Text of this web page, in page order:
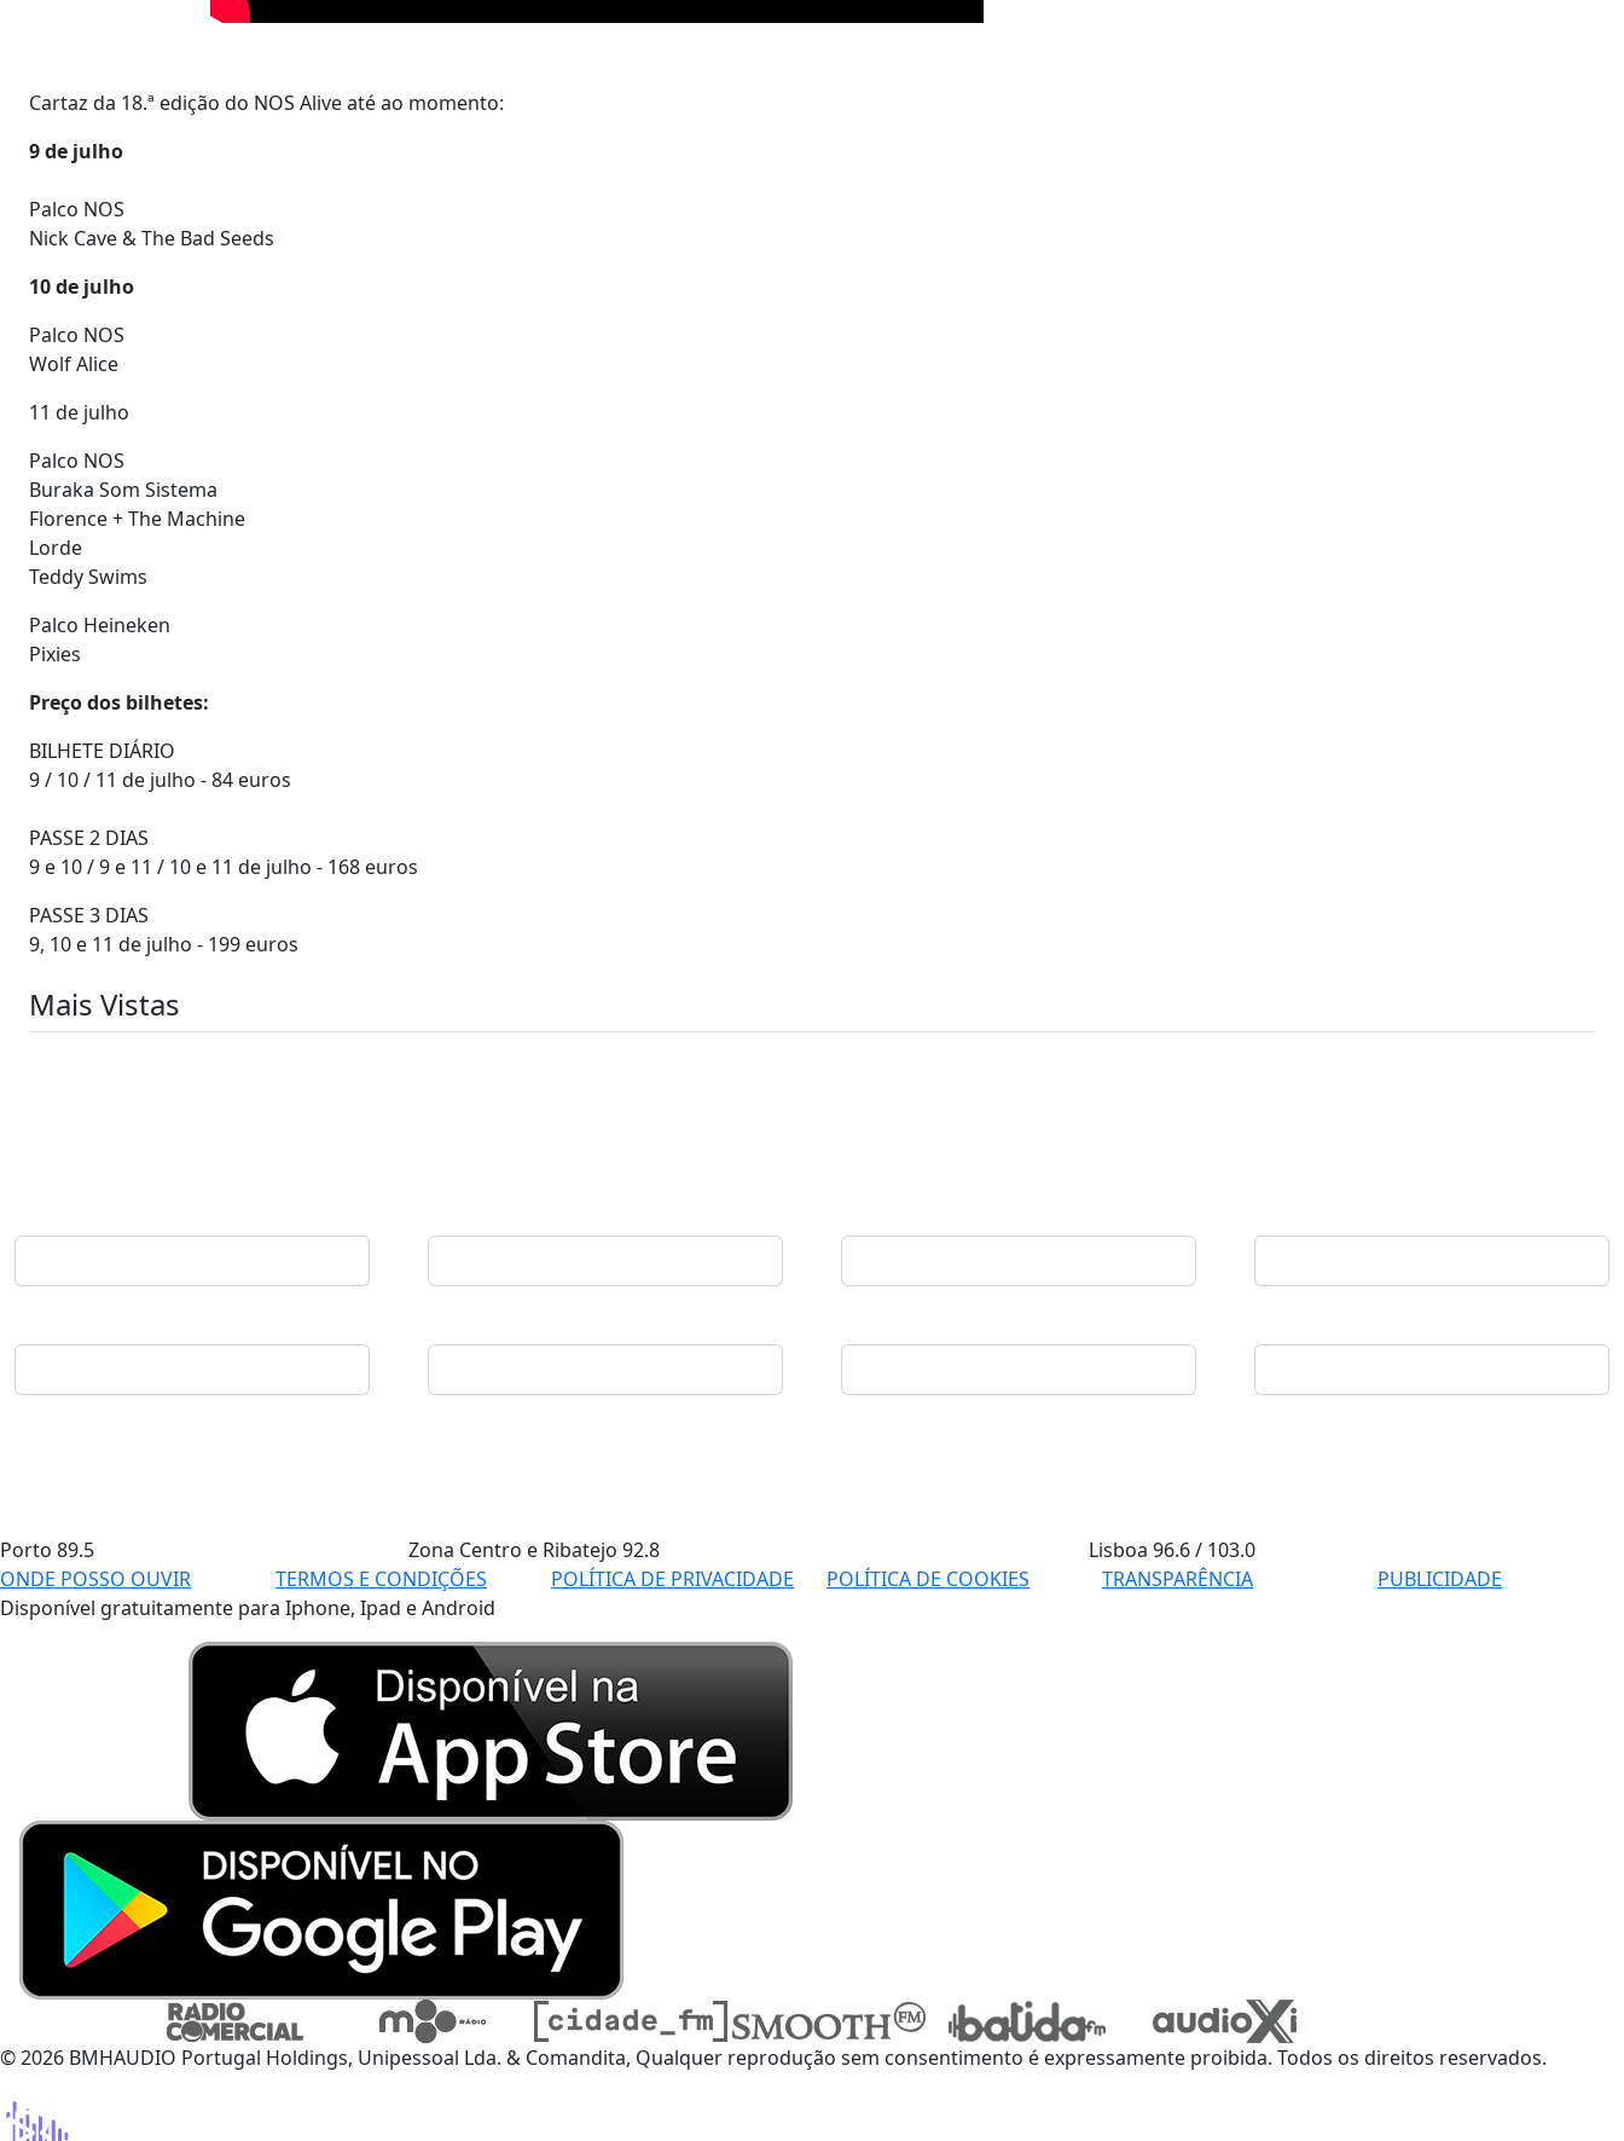
Cartaz da 18.ª edição do NOS Alive até ao momento:
9 de julho
Palco NOS
Nick Cave & The Bad Seeds
10 de julho
Palco NOS
Wolf Alice
11 de julho
Palco NOS
Buraka Som Sistema
Florence + The Machine
Lorde
Teddy Swims
Palco Heineken
Pixies
Preço dos bilhetes:
BILHETE DIÁRIO
9 / 10 / 11 de julho - 84 euros
PASSE 2 DIAS
9 e 10 / 9 e 11 / 10 e 11 de julho - 168 euros
PASSE 3 DIAS
9, 10 e 11 de julho - 199 euros
Mais Vistas
Porto 89.5 Zona Centro e Ribatejo 92.8 Lisboa96.6 / 103.0
ONDE POSSO OUVIR
TERMOS E CONDIÇÕES POLÍTICA DE PRIVACIDADE POLÍTICA DE COOKIES TRANSPARÊNCIA
PUBLICIDADE
Disponível gratuitamente para Iphone, Ipad e Android
© 2026 BMHAUDIO Portugal Holdings, Unipessoal Lda. & Comandita, Qualquer reprodução sem consentimento é expressamente proibida. Todos os direitos reservados.